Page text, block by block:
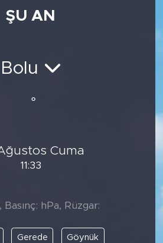
ŞU AN
Bolu
°
Cuma
11:33
Basınç: hPa, Rüzgar:
Gerede Göynük